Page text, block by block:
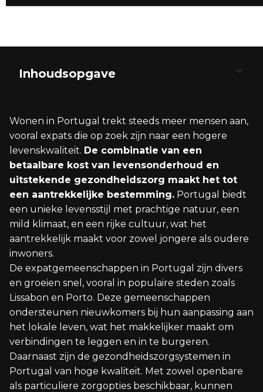
Inhoudsopgave
Kosten van Levensonderhoud
Huisvestingskosten
Belastingen in Portugal
Kopen van Vastgoed
Huren en Verhuur
Beste Plaatsen voor Expats
Cultuur en Gemeenschap
Gezondheidszorg en Services
Visa en Verblijfsvergunningen
Financiën en Bankieren
Integratie en Taal
Kustgebieden en Stranden
Stedelijk Leven en Infrastructuur
Rijke Cultuur en Geschiedenis
Wonen in Portugal trekt steeds meer mensen aan,
vooral expats die op zoek zijn naar een hogere
levenskwaliteit. De combinatie van een
betaalbare kost van levensonderhoud en
uitstekende gezondheidszorg maakt het tot
een aantrekkelijke bestemming. Portugal biedt
een unieke levensstijl met prachtige natuur, een
mild klimaat, en een rijke cultuur, wat het
aantrekkelijk maakt voor zowel jongere als oudere
inwoners.
De expatgemeenschappen in Portugal zijn divers
en groeien snel, vooral in populaire steden zoals
Lissabon en Porto. Deze gemeenschappen
ondersteunen nieuwkomers bij hun aanpassing aan
het lokale leven, wat het makkelijker maakt om
verbindingen te leggen en in te burgeren.
Daarnaast zijn de gezondheidszorgsystemen in
Portugal van hoge kwaliteit. Met zowel openbare
als particuliere zorgopties beschikbaar, kunnen